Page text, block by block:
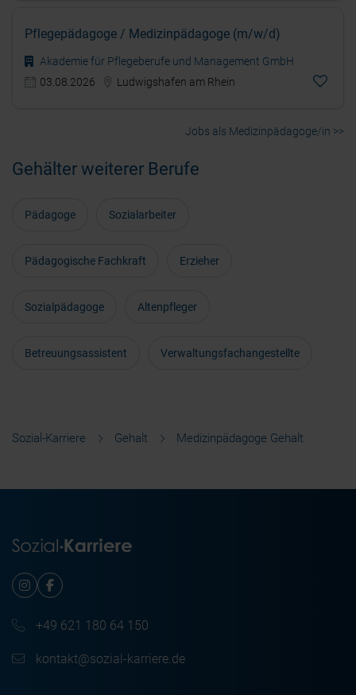
Pflegepädagoge / Medizinpädagoge (m/w/d)
Akademie für Pflegeberufe und Management GmbH
03.08.2026
Ludwigshafen am Rhein
Jobs als Medizinpädagoge/in >>
Gehälter weiterer Berufe
Pädagoge Sozialarbeiter
Pädagogische Fachkraft Erzieher
Sozialpädagoge Altenpfleger
Betreuungsassistent Verwaltungsfachangestellte
Sozial-Karriere Gehalt Medizinpädagoge Gehalt
+49 621 180 64 150
kontakt@sozial-karriere.de